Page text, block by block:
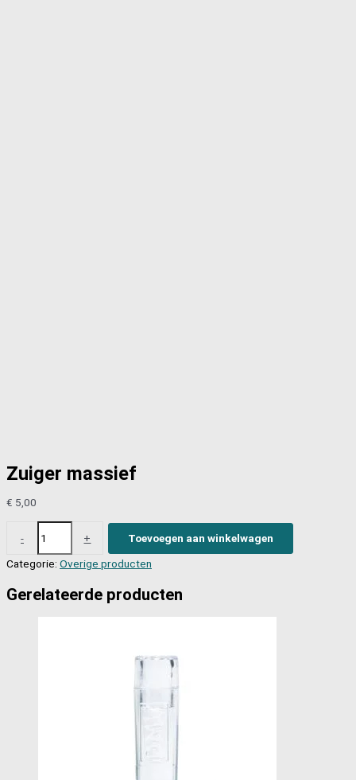
Zuiger massief
€ 5,00
-
massief
aantal
+
Toevoegen aan winkelwagen
Categorie: Overige producten
Gerelateerde producten